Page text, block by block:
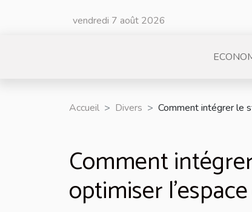
vendredi 7 août 2026
Accueil Divers Comment intégrer le
Comment
optimiser